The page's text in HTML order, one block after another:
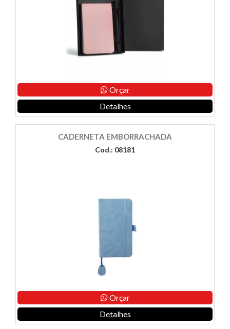
Orçar
Detalhes
CADERNETA EMBORRACHADA
Cod.: 08181
Orçar
Detalhes